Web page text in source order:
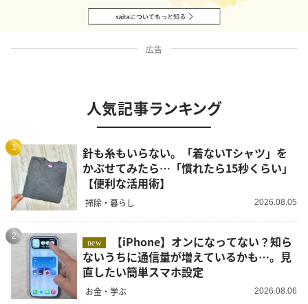
広告
人気記事ランキング
1
針も糸もいらない。「着ないTシャツ」を
かぶせてみたら…「慣れたら15秒くらい」
【便利な活用術】
掃除・暮らし 2026.08.05
2
new
ないうちに通信量が増えているかも…。見
直したい簡単スマホ設定
お金・学ぶ 2026.08.06